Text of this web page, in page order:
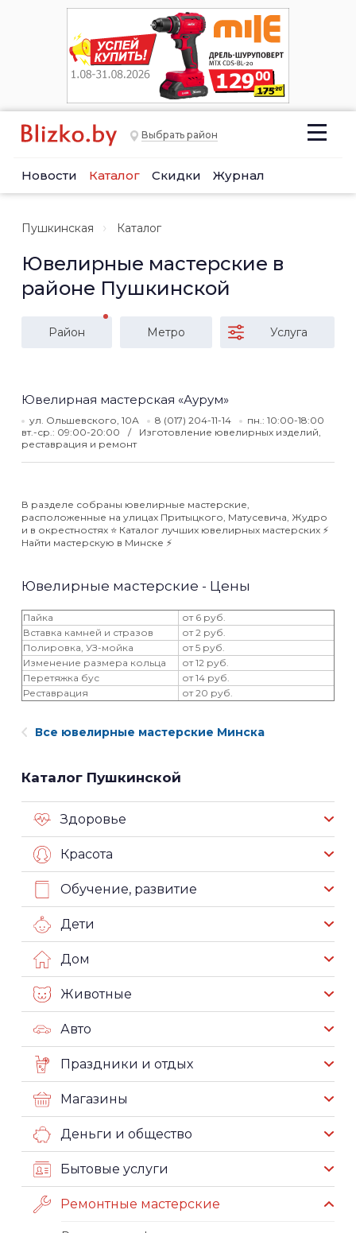
Выбрать район
Новости Каталог Скидки Журнал
Пушкинская Каталог
Ювелирные мастерские в
районе Пушкинской
Район Метро Услуга
Ювелирная мастерская «Аурум»
ул. Ольшевского, 10А 8 (017) 204-11-14
пн.: 10:00-18:00
вт.-ср.: 09:00-20:00
Изготовление ювелирных изделий,
реставрация и ремонт
В разделе собраны ювелирные мастерские,
расположенные на улицах Притыцкого, Матусевича, Жудро
и в окрестностях ⭐️ Каталог лучших ювелирных мастерских ⚡️
Найти мастерскую в Минске ⚡️
Ювелирные мастерские - Цены
Пайка
от 6 руб.
Вставка камней и стразов
от 2 руб.
Полировка, УЗ-мойка
от 5 руб.
Изменение размера кольца
от 12 руб.
Перетяжка бус
от 14 руб.
Реставрация
от 20 руб.
Все ювелирные мастерские Минска
Каталог Пушкинской
Здоровье
Красота
Обучение, развитие
Дети
Дом
Животные
Авто
Праздники и отдых
Магазины
Деньги и общество
Бытовые услуги
Ремонтные мастерские